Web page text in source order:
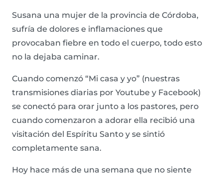
Susana una mujer de la provincia de Córdoba,
sufría de dolores e inflamaciones que
provocaban fiebre en todo el cuerpo, todo esto
no la dejaba caminar.
Cuando comenzó “Mi casa y yo” (nuestras
transmisiones diarias por Youtube y Facebook)
se conectó para orar junto a los pastores, pero
cuando comenzaron a adorar ella recibió una
visitación del Espíritu Santo y se sintió
completamente sana.
Hoy hace más de una semana que no siente